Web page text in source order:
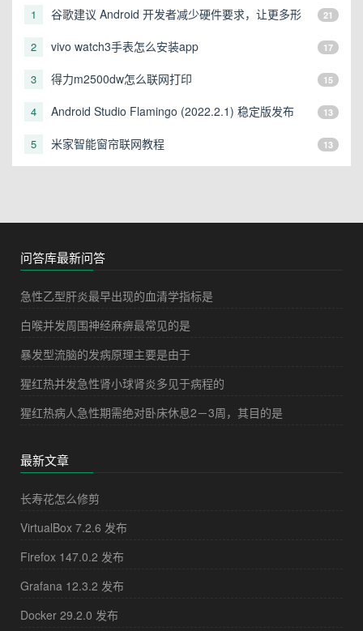
1
谷歌建议 Android 开发者减少硬件要求，让更多形
21
2 vivo watch3手表怎么安装app 17
3 得力m2500dw怎么联网打印 15
4 Android Studio Flamingo (2022.2.1) 稳定版发布 13
5 米家智能窗帘联网教程 13
问答库最新问答
急性乙型肝炎最早出现的血清学指标是
白喉并发周围神经麻痹最常见的是
暴发型流脑的发病原理主要是由于
猩红热并发急性肾小球肾炎多见于病程的
猩红热病人急性期需绝对卧床休息2－3周，其目的是
最新文章
长寿花怎么修剪
VirtualBox 7.2.6 发布
Firefox 147.0.2 发布
Grafana 12.3.2 发布
Docker 29.2.0 发布